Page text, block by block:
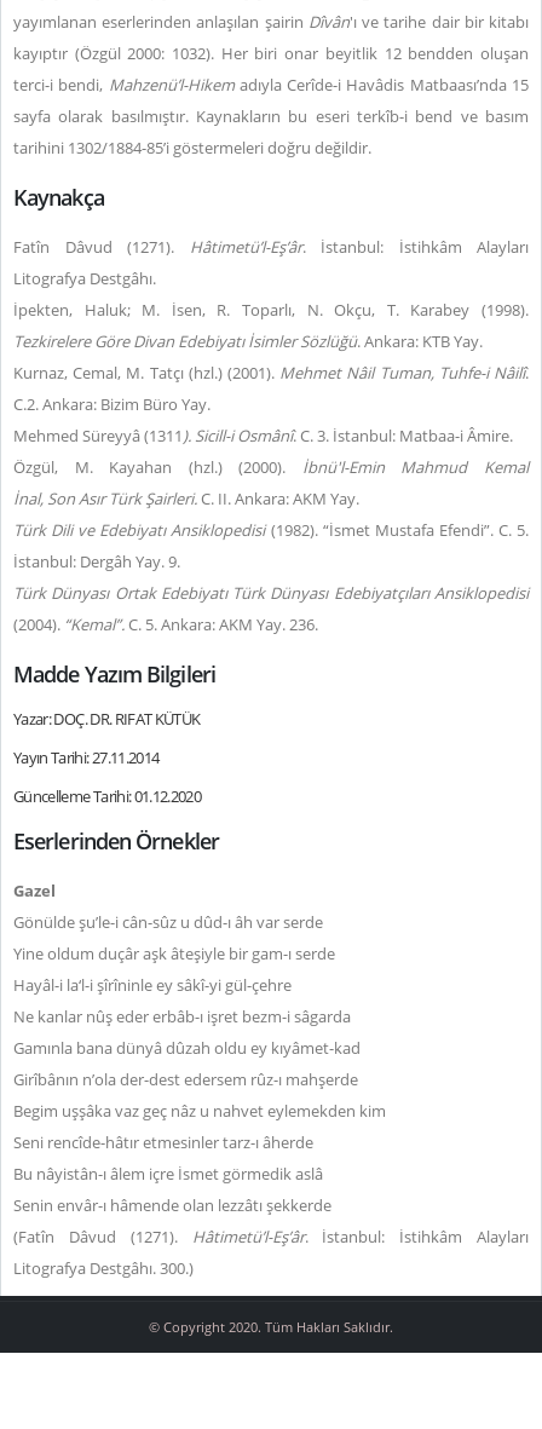
yayımlanan eserlerinden anlaşılan şairin Dîvân'ı ve tarihe dair bir kitabı
kayıptır (Özgül 2000: 1032). Her biri onar beyitlik 12 bendden oluşan
terci-i bendi, Mahzenü’l-Hikemadıyla Cerîde-i Havâdis Matbaası’nda 15
sayfa olarak basılmıştır. Kaynakların bu eseri terkîb-i bend ve basım
tarihini 1302/1884-85’i göstermeleri doğru değildir.
Kaynakça
Fatîn Dâvud (1271). Hâtimetü’l-Eş’âr. İstanbul: İstihkâm Alayları
Litografya Destgâhı.
İpekten, Haluk; M. İsen, R. Toparlı, N. Okçu, T. Karabey (1998).
Tezkirelere Göre Divan Edebiyatı İsimler Sözlüğü. Ankara: KTB Yay.
Kurnaz, Cemal, M. Tatçı (hzl.) (2001). Mehmet Nâil Tuman, Tuhfe-i Nâilî.
C.2. Ankara: Bizim Büro Yay.
Mehmed Süreyyâ (1311). Sicill-i Osmânî. C. 3. İstanbul: Matbaa-i Âmire.
Özgül, M. Kayahan (hzl.) (2000). İbnü'l-Emin Mahmud Kemal
İnal, SonAsır Türk Şairleri.C. II. Ankara: AKM Yay.
Türk Dili ve Edebiyatı Ansiklopedisi(1982). “İsmet Mustafa Efendi”. C. 5.
İstanbul: Dergâh Yay. 9.
Türk Dünyası Ortak Edebiyatı Türk Dünyası Edebiyatçıları Ansiklopedisi
(2004). “Kemal”.C. 5. Ankara: AKM Yay. 236.
Madde Yazım Bilgileri
Yazar: DOÇ. DR. RIFAT KÜTÜK
Yayın Tarihi: 27.11.2014
Güncelleme Tarihi: 01.12.2020
Eserlerinden Örnekler
Gazel
Gönülde şu’le-i cân-sûz u dûd-ı âh var serde
Yine oldum duçâr aşk âteşiyle bir gam-ı serde
Hayâl-i la‘l-i şîrîninle ey sâkî-yi gül-çehre
Ne kanlar nûş eder erbâb-ı işret bezm-i sâgarda
Gamınla bana dünyâ dûzah oldu ey kıyâmet-kad
Girîbânın n’ola der-dest edersem rûz-ı mahşerde
Begim uşşâka vaz geç nâz u nahvet eylemekden kim
Seni rencîde-hâtır etmesinler tarz-ı âherde
Bu nâyistân-ı âlem içre İsmet görmedik aslâ
Senin envâr-ı hâmende olan lezzâtı şekkerde
(Fatîn Dâvud (1271). Hâtimetü’l-Eş’âr. İstanbul: İstihkâm Alayları
Litografya Destgâhı. 300.)
© Copyright 2020. Tüm Hakları Saklıdır.